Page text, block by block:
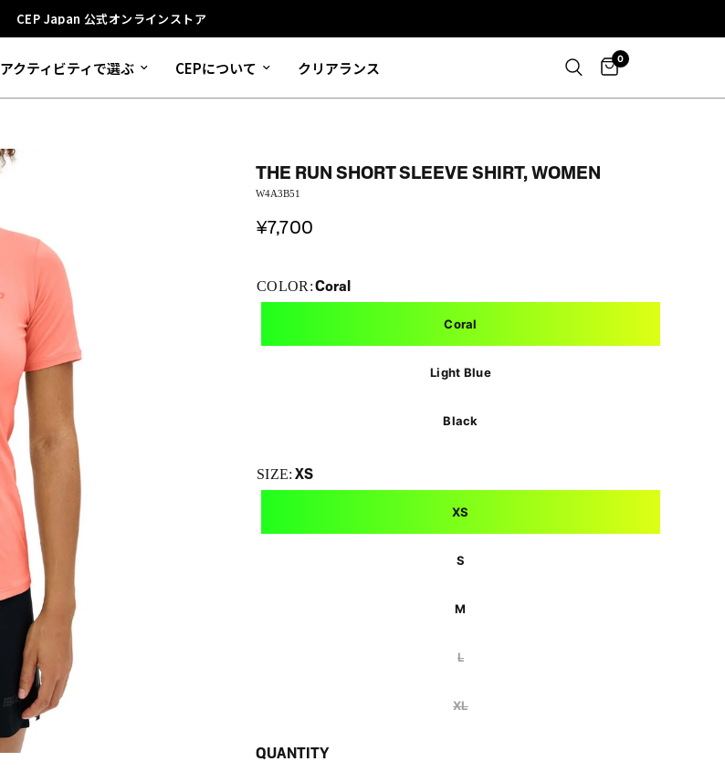
CEP Japan 公式オンラインストア
アクティビティで選ぶ CEPについて クリアランス 0
THE RUN SHORT SLEEVE SHIRT, WOMEN
W4A3B51
¥7,700
COLOR:Coral
Coral
Light Blue
Black
SIZE: XS
XS
S
M
L
XL
QUANTITY